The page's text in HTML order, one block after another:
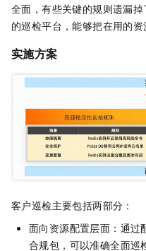
全面，有些关键的规则遗漏
的巡检平台，能够把在用的资
实施方案
客户巡检主要包括两部分：
面向资源配置层面：通过
合规包，可以准确全面巡